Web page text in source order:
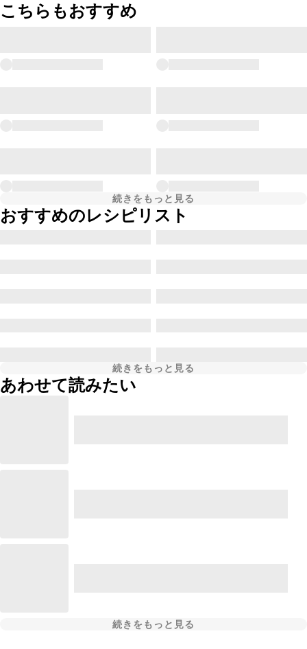
こちらもおすすめ
続きをもっと見る
おすすめのレシピリスト
続きをもっと見る
あわせて読みたい
続きをもっと見る